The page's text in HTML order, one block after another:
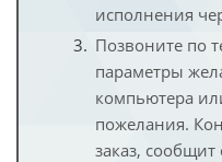
исполнения
Позвоните по
параметры
компьютера
пожелания.
заказ, сообщит